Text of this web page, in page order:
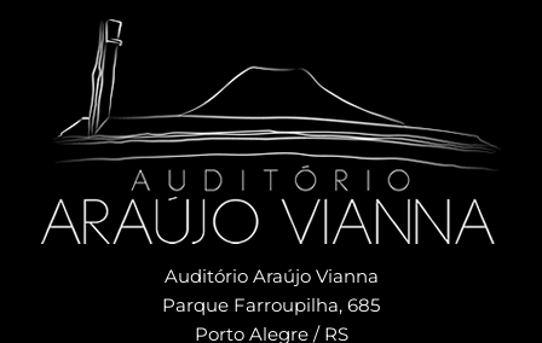
Auditório Araújo Vianna
Parque Farroupilha, 685
Porto Alegre / RS